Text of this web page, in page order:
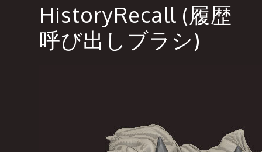
HistoryRecall (履歴
呼び出しブラシ)